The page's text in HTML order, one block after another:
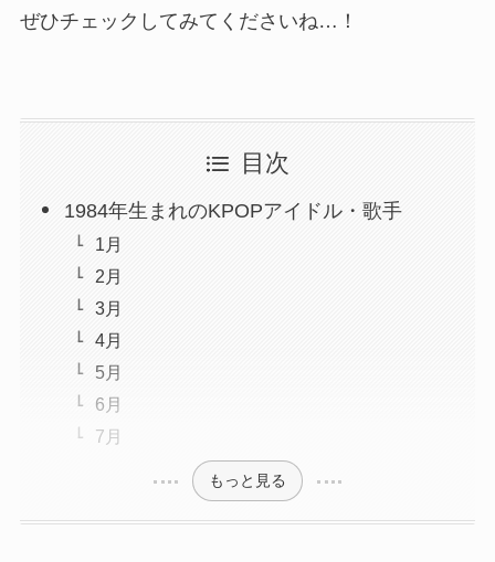
ぜひチェックしてみてくださいね…！
目次
1984年生まれのKPOPアイドル・歌手
1月
2月
3月
4月
5月
6月
7月
もっと見る